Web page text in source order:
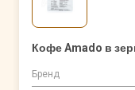
Кофе Amado в
Бренд